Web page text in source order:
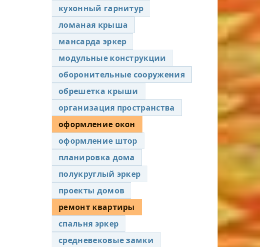
кухонный гарнитур
ломаная крыша
мансарда эркер
модульные конструкции
оборонительные сооружения
обрешетка крыши
организация пространства
оформление окон
оформление штор
планировка дома
полукруглый эркер
проекты домов
ремонт квартиры
спальня эркер
средневековые замки